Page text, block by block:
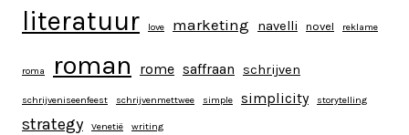
literatuur love marketing navelli novel reklame
roma roman rome saffraan schrijven
schrijveniseenfeest schrijvenmettwee simple simplicity storytelling
strategy Venetië writing